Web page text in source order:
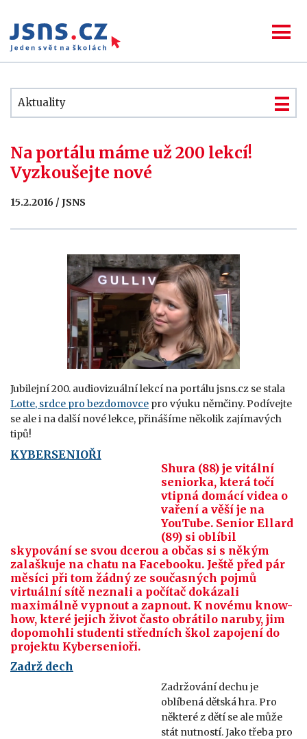
Aktuality
Na portálu máme už 200 lekcí!
Vyzkoušejte nové
15.2.2016 / JSNS
Jubilejní 200. audiovizuální lekcí na portálu jsns.cz se stala
Lotte, srdce pro bezdomovce pro výuku němčiny. Podívejte
se ale i na další nové lekce, přinášíme několik zajímavých
tipů!
KYBERSENIOŘI
Shura (88) je vitální
seniorka, která točí
vtipná domácí videa o
vaření a věší je na
YouTube. Senior Ellard
(89) si oblíbil
skypování se svou dcerou a občas si s někým
zalaškuje na chatu na Facebooku. Ještě před pár
měsíci při tom žádný ze současných pojmů
virtuální sítě neznali a počítač dokázali
maximálně vypnout a zapnout. K novému know-
how, které jejich život často obrátilo naruby, jim
dopomohli studenti středních škol zapojení do
projektu Kybersenioři.
Zadrž dech
Zadržování dechu je
oblíbená dětská hra. Pro
některé z dětí se ale může
stát nutností. Jako třeba pro